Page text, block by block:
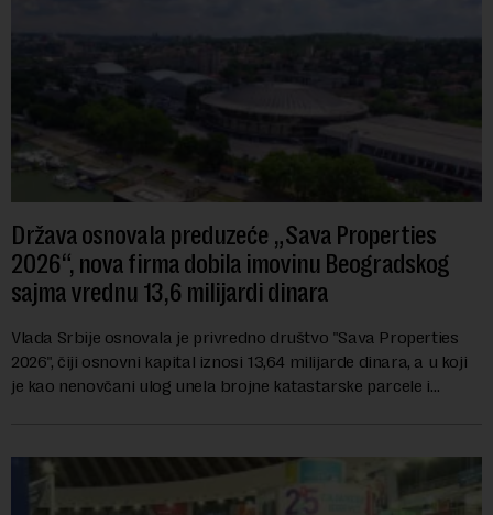
Država osnovala preduzeće „Sava Properties
2026“, nova firma dobila imovinu Beogradskog
sajma vrednu 13,6 milijardi dinara
Vlada Srbije osnovala je privredno društvo "Sava Properties
2026", čiji osnovni kapital iznosi 13,64 milijarde dinara, a u koji
je kao nenovčani ulog unela brojne katastarske parcele i